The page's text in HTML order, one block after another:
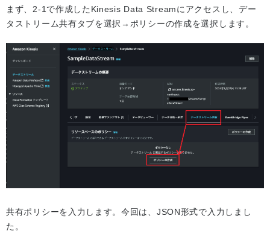
まず、2-1で作成したKinesis Data Streamにアクセスし、デー
タストリーム共有タブを選択→ポリシーの作成を選択します。
共有ポリシーを入力します。今回は、JSON形式で入力しまし
た。